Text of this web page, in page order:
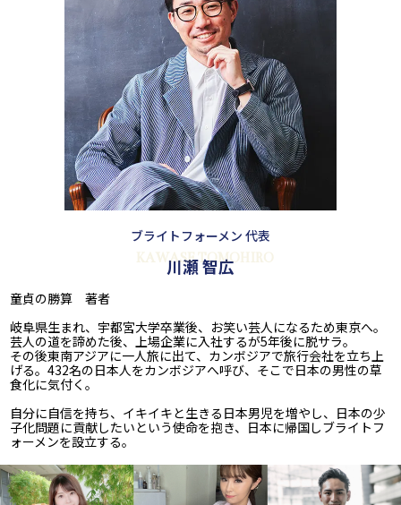
ブライトフォーメン 代表
KAWASE TOMOHIRO
川瀬 智広
童貞の勝算 著者
岐阜県生まれ、宇都宮大学卒業後、お笑い芸人になるため東京へ。
芸人の道を諦めた後、上場企業に入社するが5年後に脱サラ。
その後東南アジアに一人旅に出て、カンボジアで旅行会社を立ち上
げる。432名の日本人をカンボジアへ呼び、そこで日本の男性の草
食化に気付く。
自分に自信を持ち、イキイキと生きる日本男児を増やし、日本の少
子化問題に貢献したいという使命を抱き、日本に帰国しブライトフ
ォーメンを設立する。